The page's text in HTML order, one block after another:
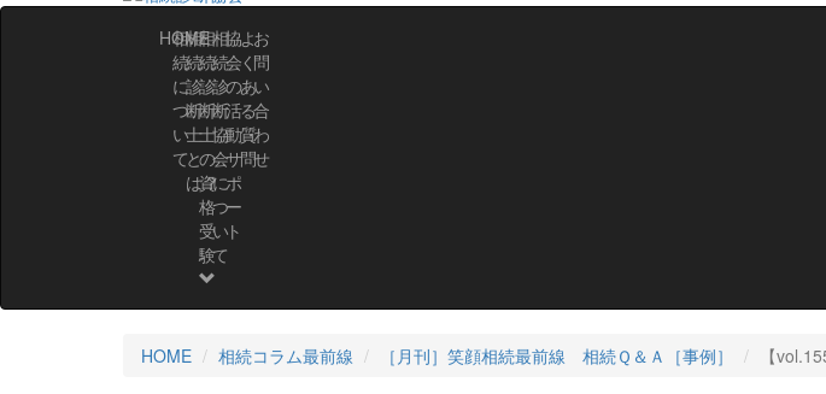
HOME
相
続
に
つ
い
て
相
続
診
断
士
と
は？
相
続
診
断
士
の
資
格
受
験
相
続
診
断
協
会
に
つ
い
て
協
会
の
活
動・
サ
ポ
ー
ト
よ
く
あ
る
質
問
お
問
い
合
わ
せ
HOME 相続コラム最前線 ［月刊］笑顔相続最前線 相続Ｑ＆Ａ［事例］ 【